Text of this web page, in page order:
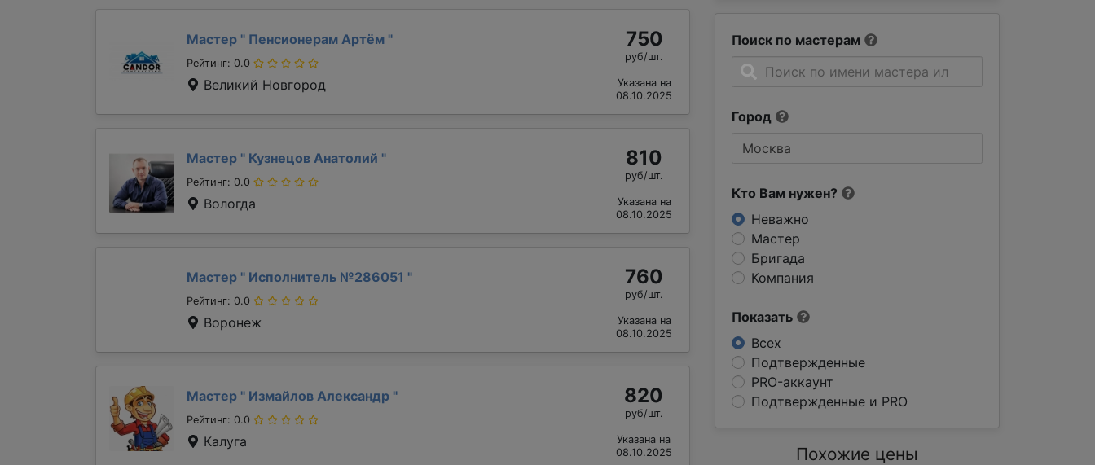
Поиск по мастерам
Город
Кто Вам нужен?
Неважно
Мастер
Бригада
Компания
Показать
Всех
Подтвержденные
PRO-аккаунт
Подтвержденные и PRO
Мастер " Пенсионерам Артём "
Рейтинг: 0.0
Великий Новгород
750
руб/шт.
Указана на
08.10.2025
Мастер " Кузнецов Анатолий "
Рейтинг: 0.0
Вологда
810
руб/шт.
Указана на
08.10.2025
Мастер " Исполнитель №286051 "
Рейтинг: 0.0
Воронеж
760
руб/шт.
Указана на
08.10.2025
Мастер " Измайлов Александр "
Рейтинг: 0.0
Калуга
820
руб/шт.
Указана на
08.10.2025
Похожие цены